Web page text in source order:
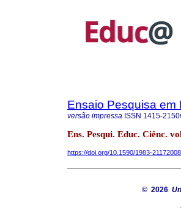
Ensaio Pesquisa
versão impressa ISSN 1415-2150
Ens. Pesqui. Educ. Ciênc.
https://doi.org/10.1590/1983-
© 2026